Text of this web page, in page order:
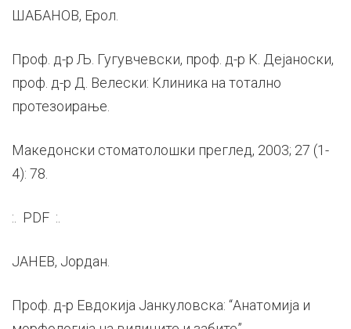
ШАБАНОВ, Ерол.
Проф. д-р Љ. Гугувчевски, проф. д-р К. Дејаноски,
проф. д-р Д. Велески: Клиника на тотално
протезоирање.
Македонски стоматолошки преглед, 2003; 27 (1-
4): 78.
:. PDF :.
ЈАНЕВ, Јордан.
Проф. д-р Евдокија Јанкуловска: “Анатомија и